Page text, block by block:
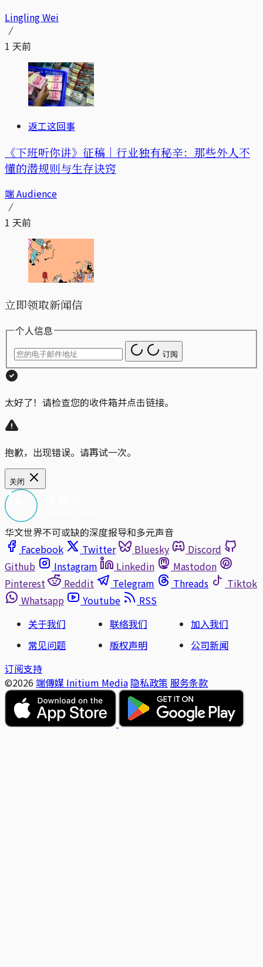
Lingling Wei
1 天前
返工这回事
《下班听你讲》征稿｜行业独有秘辛：那些外人不
懂的潜规则与生存诀窍
端 Audience
1 天前
立即领取新闻信
个人信息
订阅
太好了！请检查您的收件箱并点击链接。
抱歉，出现错误。请再试一次。
关闭
华文世界不可或缺的深度报导和多元声音
Facebook
Twitter Bluesky
Discord
Github
Instagram Linkedin
Mastodon
Pinterest
Reddit Telegram Threads
Tiktok
Whatsapp
Youtube
RSS
关于我们
联络我们
加入我们
常见问题
版权声明
公司新闻
订阅支持
©2026 端傳媒 Initium Media 隐私政策 服务条款